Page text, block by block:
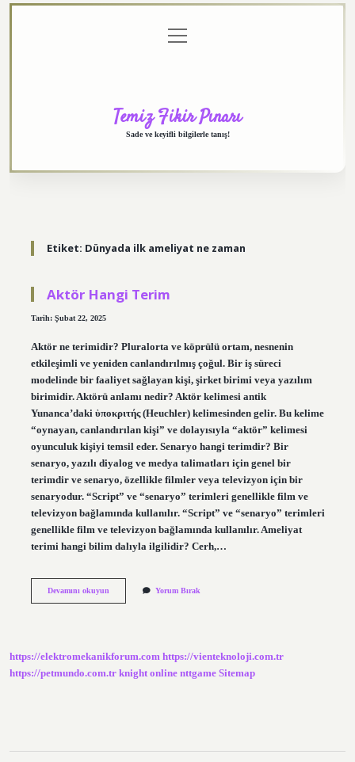
menüyü
aç
Temiz Fikir Pınarı
Sade ve keyifli bilgilerle tanış!
Etiket: Dünyada ilk ameliyat ne zaman
Aktör Hangi Terim
Tarih: Şubat 22, 2025
Aktör ne terimidir? Pluralorta ve köprülü ortam, nesnenin
etkileşimli ve yeniden canlandırılmış çoğul. Bir iş süreci
modelinde bir faaliyet sağlayan kişi, şirket birimi veya yazılım
birimidir. Aktörü anlamı nedir? Aktör kelimesi antik
Yunanca’daki ὑποκριτής (Heuchler) kelimesinden gelir. Bu kelime
“oynayan, canlandırılan kişi” ve dolayısıyla “aktör” kelimesi
oyunculuk kişiyi temsil eder. Senaryo hangi terimdir? Bir
senaryo, yazılı diyalog ve medya talimatları için genel bir
terimdir ve senaryo, özellikle filmler veya televizyon için bir
senaryodur. “Script” ve “senaryo” terimleri genellikle film ve
televizyon bağlamında kullanılır. “Script” ve “senaryo” terimleri
genellikle film ve televizyon bağlamında kullanılır. Ameliyat
terimi hangi bilim dalıyla ilgilidir? Cerh,…
Devamını okuyunAktör
Yorum Bırak
https://elektromekanikforum.com https://vienteknoloji.com.tr
https://petmundo.com.tr knight online nttgame Sitemap